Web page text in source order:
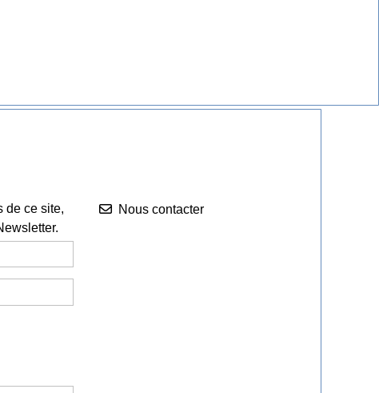
de ce site,
Nous contacter